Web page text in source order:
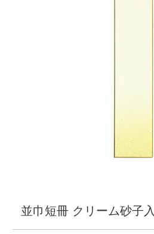
並巾短冊 クリーム砂子